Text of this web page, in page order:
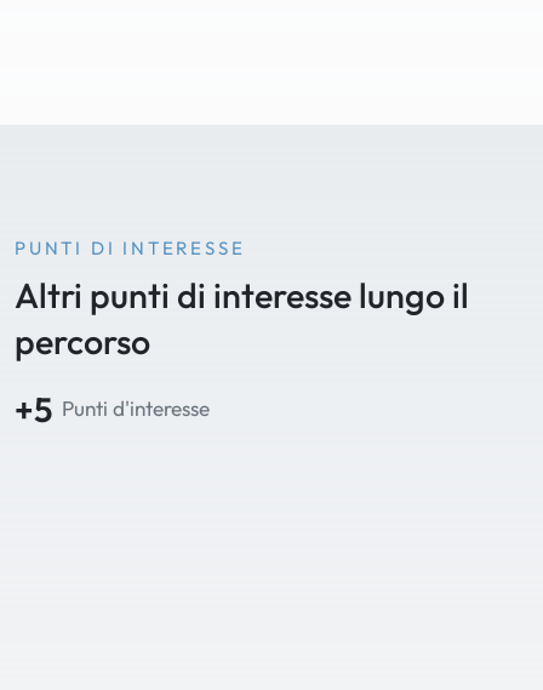
PUNTI DI INTERESSE
Altri punti di interesse lungo il
percorso
+5 Punti d'interesse